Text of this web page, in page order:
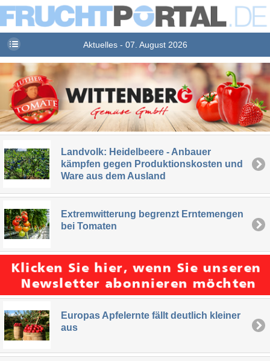
Aktuelles - 07. August 2026
Landvolk: Heidelbeere - Anbauer
kämpfen gegen Produktionskosten und
Ware aus dem Ausland
Extremwitterung begrenzt Erntemengen
bei Tomaten
Europas Apfelernte fällt deutlich kleiner
aus